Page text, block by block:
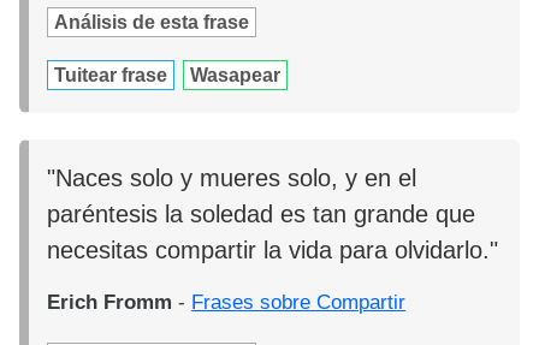
Análisis de esta frase
Tuitear frase Wasapear
"Naces solo y mueres solo, y en el
paréntesis la soledad es tan grande que
necesitas compartir la vida para olvidarlo."
Erich Fromm - Frases sobre Compartir